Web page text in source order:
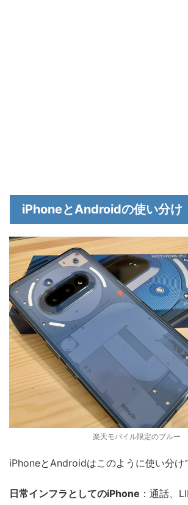
iPhoneとAndroidの使い分け
楽天モバイル限定のブルー
iPhoneとAndroidはこのように使い分け
日常インフラとしてのiPhone ：通話、